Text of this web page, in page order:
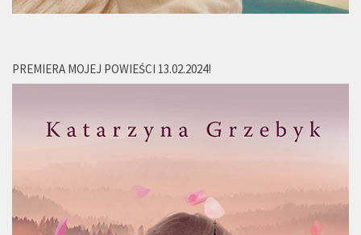
PREMIERA MOJEJ POWIEŚCI 13.02.2024!